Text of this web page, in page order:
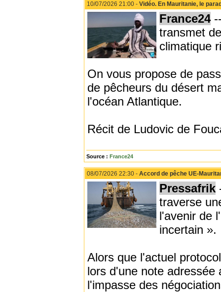
10/07/2026 21:00 - Vidéo. En Mauritanie, le
France24--
transmet
climatique
On vous propose de
de pêcheurs du désert
l'océan Atlantique.
Récit de Ludovic de
Source : France24
08/07/2026 22:30 - Accord de pêche UE-
Pressafrik
traverse
l'avenir de
incertain ».
Alors que l'actuel
lors d'une note adressée
l'impasse des